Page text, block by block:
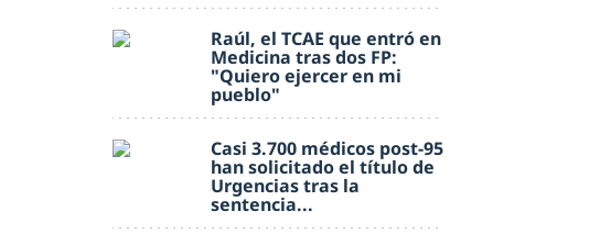
Raúl, el TCAE que entró en
Medicina tras dos FP:
"Quiero ejercer en mi
pueblo"
Casi 3.700 médicos post-95
han solicitado el título de
Urgencias tras la
sentencia...